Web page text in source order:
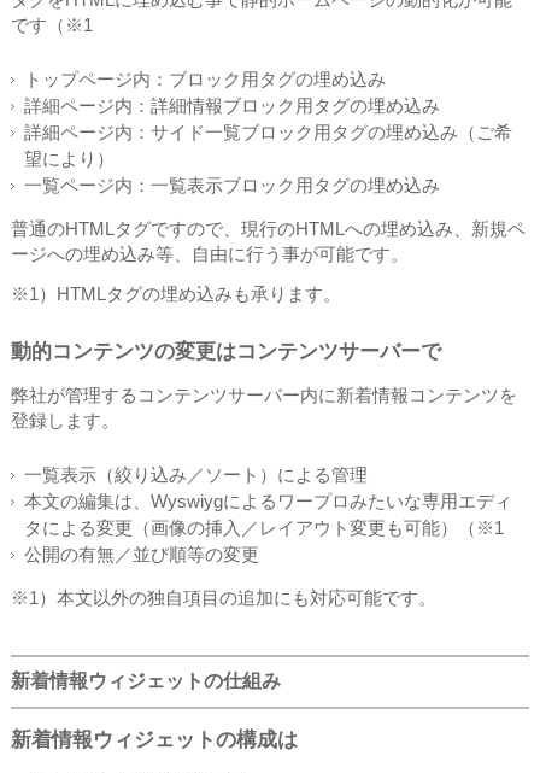
です（※1
トップページ内：ブロック用タグの埋め込み
詳細ページ内：詳細情報ブロック用タグの埋め込み
詳細ページ内：サイド一覧ブロック用タグの埋め込み（ご希
望により）
一覧ページ内：一覧表示ブロック用タグの埋め込み
普通のHTMLタグですので、現行のHTMLへの埋め込み、新規ペ
ージへの埋め込み等、自由に行う事が可能です。
※1）HTMLタグの埋め込みも承ります。
動的コンテンツの変更はコンテンツサーバーで
弊社が管理するコンテンツサーバー内に新着情報コンテンツを
登録します。
一覧表示（絞り込み／ソート）による管理
本文の編集は、Wyswiygによるワープロみたいな専用エディ
タによる変更（画像の挿入／レイアウト変更も可能）（※1
公開の有無／並び順等の変更
※1）本文以外の独自項目の追加にも対応可能です。
新着情報ウィジェットの仕組み
新着情報ウィジェットの構成は